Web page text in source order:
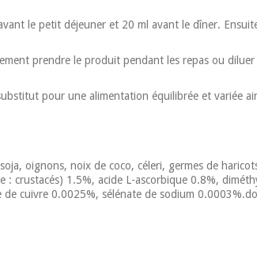
le petit déjeuner et 20 ml avant le dîner.
prendre le produit pendant les repas ou
pour une alimentation équilibrée et variée
oignons, noix de coco, céleri, germes de
crustacés) 1.5%, acide L-ascorbique 0.8%,
cuivre 0.0025%, sélénate de sodium